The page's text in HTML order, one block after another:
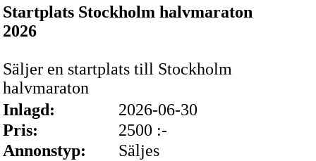
Startplats Stockholm halvmaraton
2026
Säljer en startplats till Stockholm
halvmaraton
Inlagd:
2026-06-30
Pris:
2500 :-
Annonstyp:
Säljes